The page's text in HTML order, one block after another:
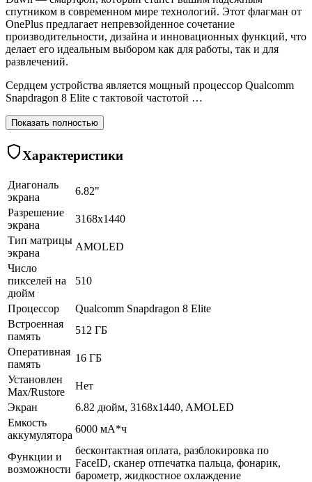
спутником в современном мире технологий. Этот флагман от
OnePlus предлагает непревзойденное сочетание
производительности, дизайна и инновационных функций, что
делает его идеальным выбором как для работы, так и для
развлечений.
Сердцем устройства является мощный процессор Qualcomm
Snapdragon 8 Elite с тактовой частотой …
Показать полностью
Характеристики
Диагональ
экрана
6.82"
Разрешение
экрана
3168x1440
Тип матрицы
экрана
AMOLED
Число
пикселей на
дюйм
510
Процессор
Qualcomm Snapdragon 8 Elite
Встроенная
память
512 ГБ
Оперативная
память
16 ГБ
Установлен
Max/Rustore
Нет
Экран
6.82 дюйм, 3168x1440, AMOLED
Емкость
аккумулятора
6000 мА*ч
Функции и
возможности
бесконтактная оплата, разблокировка по
FaceID, сканер отпечатка пальца, фонарик,
барометр, жидкостное охлаждение